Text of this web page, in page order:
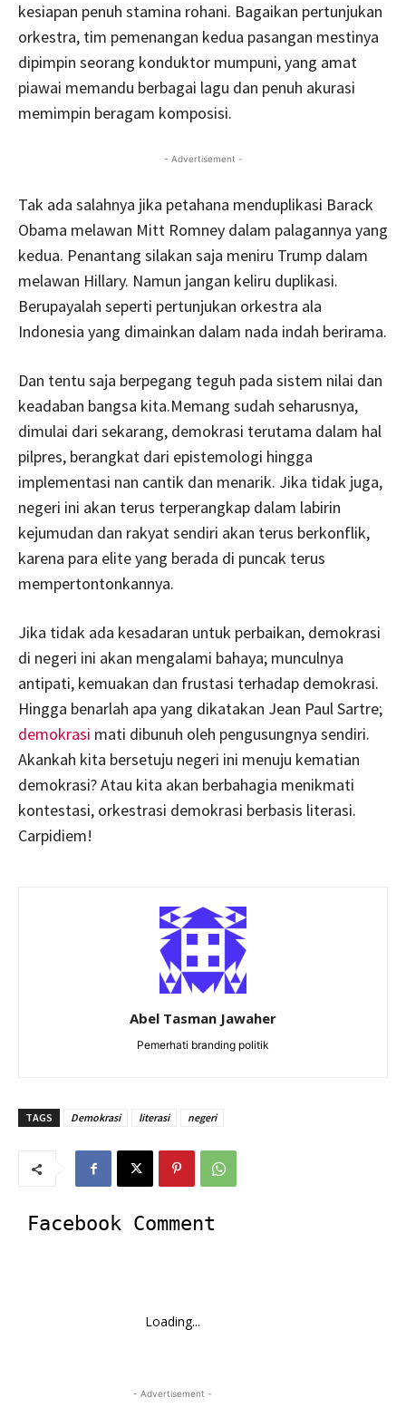
kesiapan penuh stamina rohani. Bagaikan pertunjukan
orkestra, tim pemenangan kedua pasangan mestinya
dipimpin seorang konduktor mumpuni, yang amat
piawai memandu berbagai lagu dan penuh akurasi
memimpin beragam komposisi.
- Advertisement -
Tak ada salahnya jika petahana menduplikasi Barack
Obama melawan Mitt Romney dalam palagannya yang
kedua. Penantang silakan saja meniru Trump dalam
melawan Hillary. Namun jangan keliru duplikasi.
Berupayalah seperti pertunjukan orkestra ala
Indonesia yang dimainkan dalam nada indah berirama.
Dan tentu saja berpegang teguh pada sistem nilai dan
keadaban bangsa kita.Memang sudah seharusnya,
dimulai dari sekarang, demokrasi terutama dalam hal
pilpres, berangkat dari epistemologi hingga
implementasi nan cantik dan menarik. Jika tidak juga,
negeri ini akan terus terperangkap dalam labirin
kejumudan dan rakyat sendiri akan terus berkonflik,
karena para elite yang berada di puncak terus
mempertontonkannya.
Jika tidak ada kesadaran untuk perbaikan, demokrasi
di negeri ini akan mengalami bahaya; munculnya
antipati, kemuakan dan frustasi terhadap demokrasi.
Hingga benarlah apa yang dikatakan Jean Paul Sartre;
demokrasi mati dibunuh oleh pengusungnya sendiri.
Akankah kita bersetuju negeri ini menuju kematian
demokrasi? Atau kita akan berbahagia menikmati
kontestasi, orkestrasi demokrasi berbasis literasi.
Carpidiem!
Abel Tasman Jawaher
Pemerhati branding politik
TAGS Demokrasi literasi negeri
Facebook Comment
Loading...
- Advertisement -